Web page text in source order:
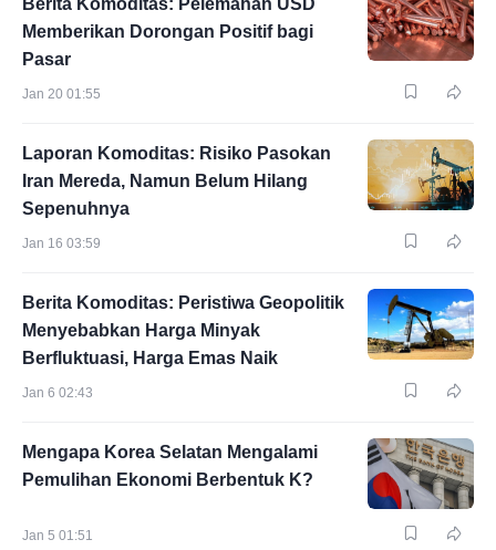
Berita Komoditas: Pelemahan USD
Memberikan Dorongan Positif bagi
Pasar
Jan 20 01:55
Laporan Komoditas: Risiko Pasokan
Iran Mereda, Namun Belum Hilang
Sepenuhnya
Jan 16 03:59
Berita Komoditas: Peristiwa Geopolitik
Menyebabkan Harga Minyak
Berfluktuasi, Harga Emas Naik
Jan 6 02:43
Mengapa Korea Selatan Mengalami
Pemulihan Ekonomi Berbentuk K?
Jan 5 01:51